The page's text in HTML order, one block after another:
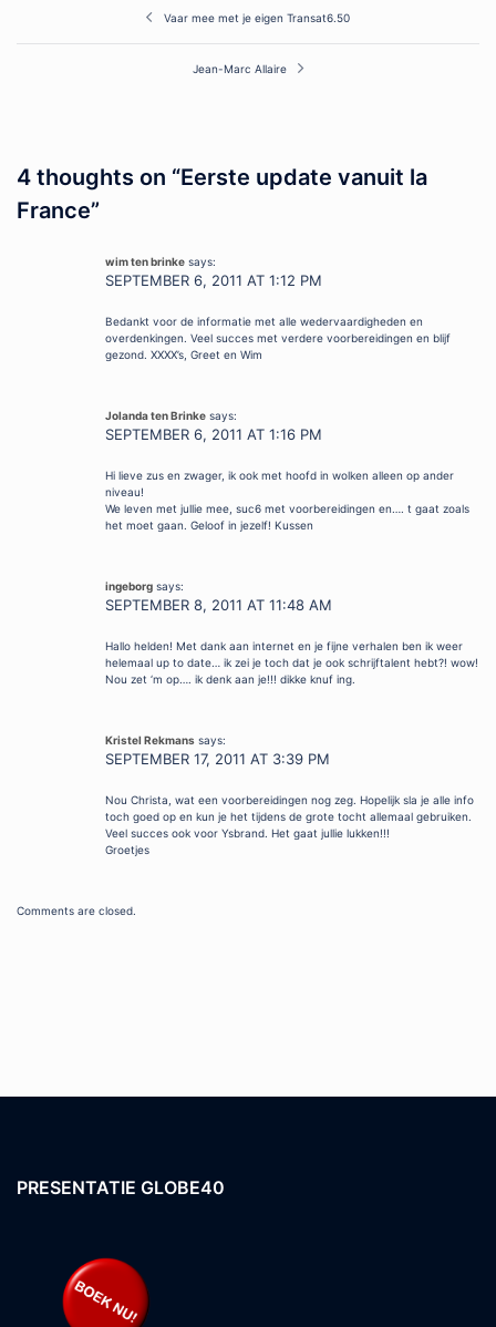
navigation
Vaar mee met je eigen Transat6.50
Jean-Marc Allaire
4 thoughts on “Eerste update vanuit la
France”
wim ten brinke says:
SEPTEMBER 6, 2011 AT 1:12 PM
Bedankt voor de informatie met alle wedervaardigheden en
overdenkingen. Veel succes met verdere voorbereidingen en blijf
gezond. XXXX’s, Greet en Wim
Jolanda ten Brinke says:
SEPTEMBER 6, 2011 AT 1:16 PM
Hi lieve zus en zwager, ik ook met hoofd in wolken alleen op ander
niveau!
We leven met jullie mee, suc6 met voorbereidingen en…. t gaat zoals
het moet gaan. Geloof in jezelf! Kussen
ingeborg says:
SEPTEMBER 8, 2011 AT 11:48 AM
Hallo helden! Met dank aan internet en je fijne verhalen ben ik weer
helemaal up to date… ik zei je toch dat je ook schrijftalent hebt?! wow!
Nou zet ‘m op…. ik denk aan je!!! dikke knuf ing.
Kristel Rekmans says:
SEPTEMBER 17, 2011 AT 3:39 PM
Nou Christa, wat een voorbereidingen nog zeg. Hopelijk sla je alle info
toch goed op en kun je het tijdens de grote tocht allemaal gebruiken.
Veel succes ook voor Ysbrand. Het gaat jullie lukken!!!
Groetjes
Comments are closed.
PRESENTATIE GLOBE40